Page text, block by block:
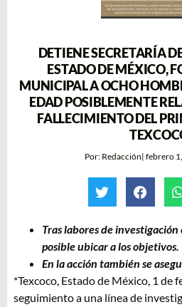
DETIENE SECRETARÍA
ESTADO DE MÉXICO,
MUNICIPAL A OCHO
EDAD POSIBLEMENTE
FALLECIMIENTO DEL
Por:Redacción| febrero
Tras labores de
posible ubicar a los objetivos.
En la acción también se
*Texcoco, Estado de México, 1 de
seguimiento a una línea de